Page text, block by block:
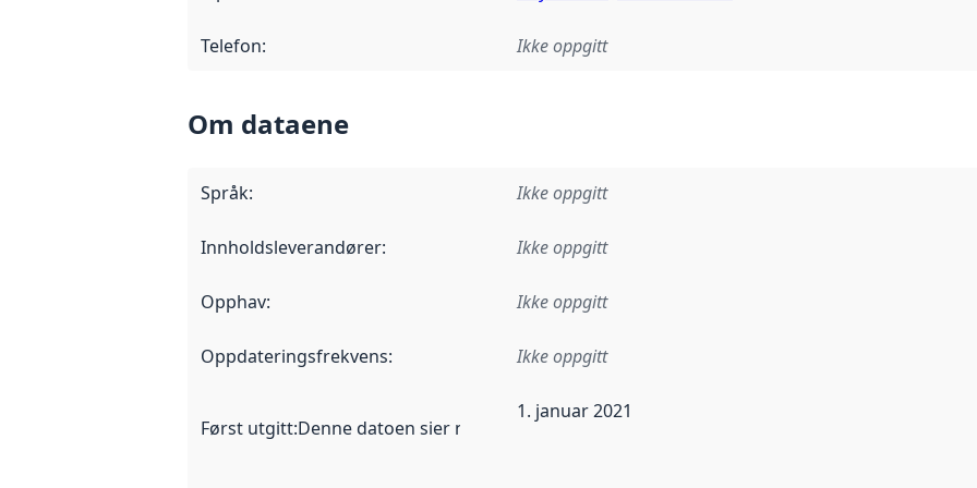
Telefon: Ikke oppgitt
Om dataene
Språk: Ikke oppgitt
Innholdsleverandører: Ikke oppgitt
Opphav: Ikke oppgitt
Oppdateringsfrekvens: Ikke oppgitt
Først utgitt:Denne datoen sier når dataene i dette datasettet første gang ble utgitt. Det kan
1. januar 2021